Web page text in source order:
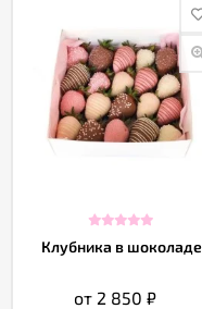
Клубника в шоколаде
от 2 850₽